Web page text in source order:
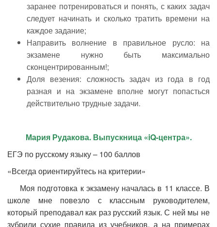
заранее потренироваться и понять, с каких задач
следует начинать и сколько тратить времени на
каждое задание;
Направить волнение в правильное русло: на
экзамене нужно быть максимально
сконцентрированным!;
Доля везения: сложность задач из года в год
разная и на экзамене вполне могут попасться
действительно трудные задачи.
Мария Рудакова. Выпускница «iQ-центра».
ЕГЭ по русскому языку – 100 баллов
«Всегда ориентируйтесь на критерии»
Моя подготовка к экзамену началась в 11 классе. В
школе мне повезло с классным руководителем,
который преподавал как раз русский язык. С ней мы не
зубрили сухие правила из учебников, а на примерах